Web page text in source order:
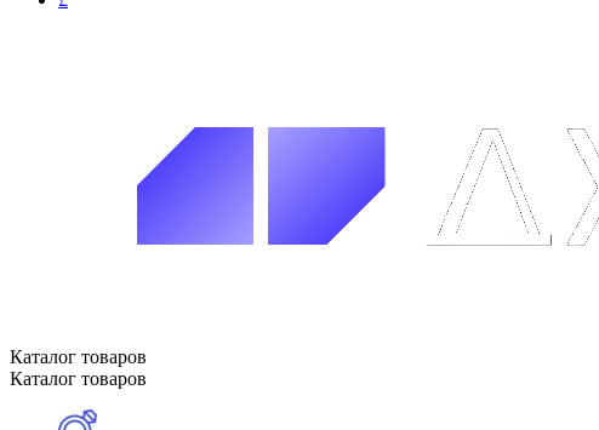
Каталог товаров
Каталог товаров